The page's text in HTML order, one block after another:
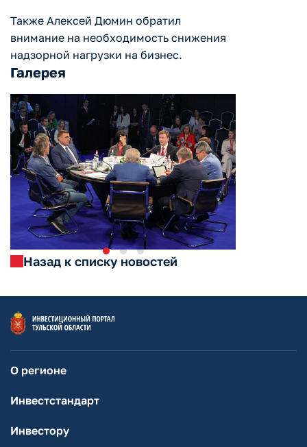
Также Алексей Дюмин обратил
внимание на необходимость снижения
надзорной нагрузки на бизнес.
Галерея
Назад к списку новостей
О регионе
Инвестстандарт
Инвестору